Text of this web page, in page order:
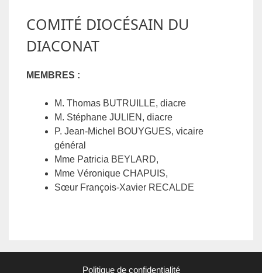
COMITÉ DIOCÉSAIN DU
DIACONAT
MEMBRES :
M. Thomas BUTRUILLE, diacre
M. Stéphane JULIEN, diacre
P. Jean-Michel BOUYGUES, vicaire
général
Mme Patricia BEYLARD,
Mme Véronique CHAPUIS,
Sœur François-Xavier RECALDE
Politique de confidentialité